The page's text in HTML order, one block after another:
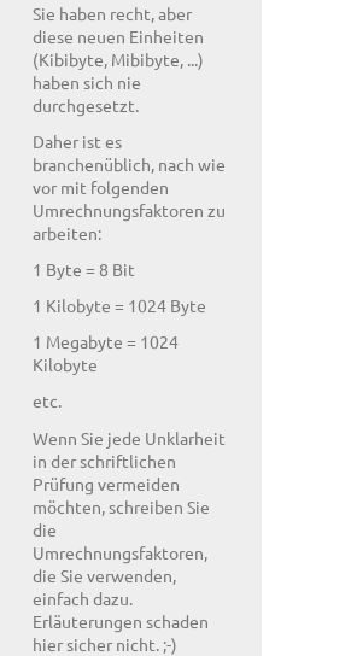
Sie haben recht, aber
diese neuen Einheiten
(Kibibyte, Mibibyte, ...)
haben sich nie
durchgesetzt.
Daher ist es
branchenüblich, nach wie
vor mit folgenden
Umrechnungsfaktoren zu
arbeiten:
1 Byte = 8 Bit
1 Kilobyte = 1024 Byte
1 Megabyte = 1024
Kilobyte
etc.
Wenn Sie jede Unklarheit
in der schriftlichen
Prüfung vermeiden
möchten, schreiben Sie
die
Umrechnungsfaktoren,
die Sie verwenden,
einfach dazu.
Erläuterungen schaden
hier sicher nicht. ;-)